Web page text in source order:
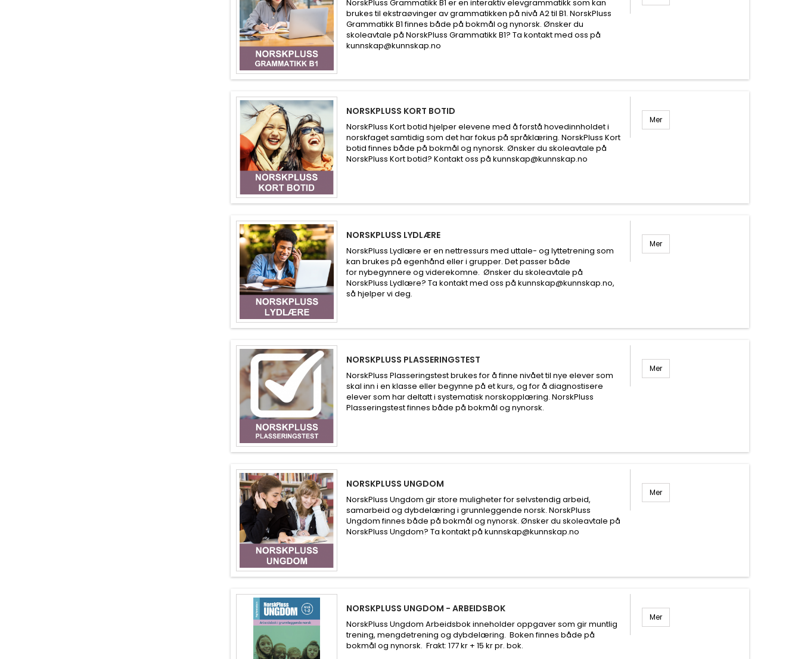
NorskPluss Grammatikk B1 er en interaktiv elevgrammatikk som kan
brukes til ekstraøvinger av grammatikken på nivå A2 til B1. NorskPluss
Grammatikk B1 finnes både på bokmål og nynorsk. Ønsker du
skoleavtale på NorskPluss Grammatikk B1? Ta kontakt med oss på
kunnskap@kunnskap.no
NORSKPLUSS KORT BOTID
NorskPluss Kort botid hjelper elevene med å forstå hovedinnholdet i
norskfaget samtidig som det har fokus på språklæring. NorskPluss Kort
botid finnes både på bokmål og nynorsk. Ønsker du skoleavtale på
NorskPluss Kort botid? Kontakt oss på kunnskap@kunnskap.no
Mer
NORSKPLUSS LYDLÆRE
NorskPluss Lydlære er en nettressurs med uttale- og lyttetrening som
kan brukes på egenhånd eller i grupper. Det passer både
for nybegynnere og viderekomne. Ønsker du skoleavtale på
NorskPluss Lydlære? Ta kontakt med oss på kunnskap@kunnskap.no,
så hjelper vi deg.
Mer
NORSKPLUSS PLASSERINGSTEST
NorskPluss Plasseringstest brukes for å finne nivået til nye elever som
skal inn i en klasse eller begynne på et kurs, og for å diagnostisere
elever som har deltatt i systematisk norskopplæring. NorskPluss
Plasseringstest finnes både på bokmål og nynorsk.
Mer
NORSKPLUSS UNGDOM
NorskPluss Ungdom gir store muligheter for selvstendig arbeid,
samarbeid og dybdelæring i grunnleggende norsk. NorskPluss
Ungdom finnes både på bokmål og nynorsk. Ønsker du skoleavtale på
NorskPluss Ungdom? Ta kontakt på kunnskap@kunnskap.no
Mer
NORSKPLUSS UNGDOM - ARBEIDSBOK
NorskPluss Ungdom Arbeidsbok inneholder oppgaver som gir muntlig
trening, mengdetrening og dybdelæring. Boken finnes både på
bokmål og nynorsk. Frakt: 177 kr + 15 kr pr. bok.
Mer